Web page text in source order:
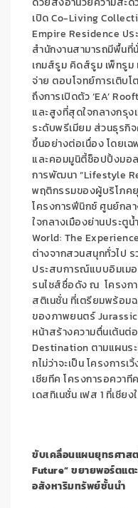
เปิด Co-Living
Empire Residence ป
สำนักงานสามารถมีพื้นที่
เกมส์รูม คิดส์รูม เพ็ทรูม
จ่าย ตอบโจทย์การเติบ
ถึงการเปิดตัว ‘EA’
และสูงที่สุดใจกลางกรุ
ระดับพรีเมียม ส่วนธุรกิ
ขึ้นอย่างต่อเนื่อง โดยเฉ
และคอมมูนิตี้ช็อปปิ้งมอล
การพัฒนา “Lifestyle
พฤติกรรมของผู้บริโภค
โครงการฟีนิกซ์ ศูนย์กล
ใจกลางเมืองย่านประตู
World: The
ต่างจากสวนสนุกทั่วไป
ประสบการณ์แบบอิมเม
รนไชส์ชื่อดัง ณ โครงกา
สติเนชั่น ที่เตรียมพร้อม
ของภาพยนตร์
หน้าสร้างความตื่นเต้นต่
Destination ตามแผนร
กไม่ว่าจะเป็น โครงการเ
เชียทีค โครงการอควาที
เดสทิเนชั่น เฟส 1 ที่เชียง
ขับเคลื่อนแผนยุทธศาส
Future” ขยายพอร์ตแต
อสังหาริมทรัพย์ชั้นนำ